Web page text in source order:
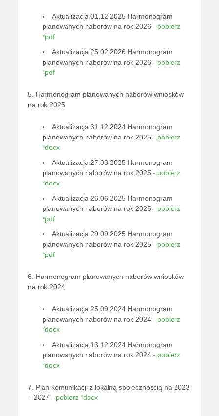
Aktualizacja 01.12.2025 Harmonogram
planowanych naborów na rok 2026- pobierz
*pdf
Aktualizacja 25.02.2026 Harmonogram
planowanych naborów na rok 2026- pobierz
*pdf
5. Harmonogram planowanych naborów wniosków
na rok 2025
Aktualizacja 31.12.2024 Harmonogram
planowanych naborów na rok 2025- pobierz
*docx
Aktualizacja 27.03.2025 Harmonogram
planowanych naborów na rok 2025- pobierz
*docx
Aktualizacja 26.06.2025 Harmonogram
planowanych naborów na rok 2025- pobierz
*pdf
Aktualizacja 29.09.2025 Harmonogram
planowanych naborów na rok 2025- pobierz
*pdf
6. Harmonogram planowanych naborów wniosków
na rok 2024
Aktualizacja 25.09.2024 Harmonogram
planowanych naborów na rok 2024- pobierz
*docx
Aktualizacja 13.12.2024 Harmonogram
planowanych naborów na rok 2024- pobierz
*docx
7. Plan komunikacji z lokalną społecznością na 2023
– 2027- pobierz *docx